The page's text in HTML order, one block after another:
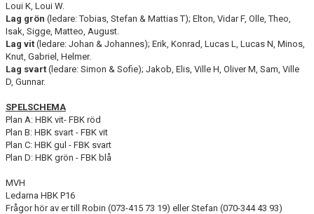
Loui K, Loui W.
Lag grön (ledare: Tobias, Stefan & Mattias T); Elton, Vidar F, Olle, Theo,
Isak, Sigge, Matteo, August.
Lag vit (ledare: Johan & Johannes); Erik, Konrad, Lucas L, Lucas N, Minos,
Knut, Gabriel, Helmer.
Lag svart (ledare: Simon & Sofie); Jakob, Elis, Ville H, Oliver M, Sam, Ville
D, Gunnar.
SPELSCHEMA
Plan A: HBK vit- FBK röd
Plan B: HBK svart - FBK vit
Plan C: HBK gul - FBK svart
Plan D: HBK grön - FBK blå
MVH
Ledarna HBK P16
Frågor hör av er till Robin (073-415 73 19) eller Stefan (070-344 43 93)